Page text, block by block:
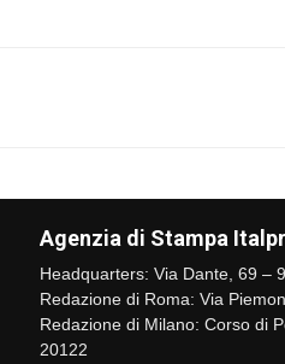
Agenzia di Stampa
Headquarters: Via Dante, 69 –
Redazione di Roma: Via
Redazione di Milano: Corso di
20122